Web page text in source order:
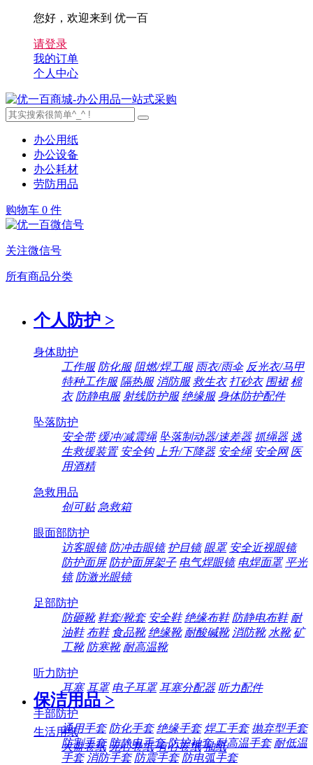
您好，欢迎来到 优一百
请登录
我的订单
个人中心
办公用纸
办公设备
办公耗材
劳防用品
购物车 0 件
关注微信号
所有商品分类
个人防护 >
身体助护
工作服 防化服 阻燃/焊工服 雨衣/雨伞 反光衣/马甲
特种工作服 隔热服 消防服 救生衣 打砂衣 围裙 棉
衣 防静电服 射线防护服 绝缘服 身体防护配件
坠落防护
安全带 缓冲/减震绳 坠落制动器/速差器 抓绳器 逃
生救援装置 安全钩 上升/下降器 安全绳 安全网 医
用酒精
急救用品
创可贴 急救箱
眼面部防护
访客眼镜 防冲击眼镜 护目镜 眼罩 安全近视眼镜
防护面屏 防护面屏架子 电气焊眼镜 电焊面罩 平光
镜 防激光眼镜
足部防护
防砸靴 鞋套/靴套 安全鞋 绝缘布鞋 防静电布鞋 耐
油鞋 布鞋 食品靴 绝缘靴 耐酸碱靴 消防靴 水靴 矿
工靴 防寒靴 耐高温靴
听力防护
耳塞 耳罩 电子耳罩 耳塞分配器 听力配件
手部防护
通用手套 防化手套 绝缘手套 焊工手套 抛弃型手套
防割手套 防静电手套 防护袖套 耐高温手套 耐低温
手套 消防手套 防震手套 防电弧手套
保洁用品 >
生活用纸
大盘卷纸 无心卷纸 有心卷纸 抽纸